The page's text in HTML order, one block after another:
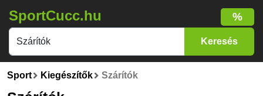
SportCucc.hu %
Sport Kiegészítők Szárítók